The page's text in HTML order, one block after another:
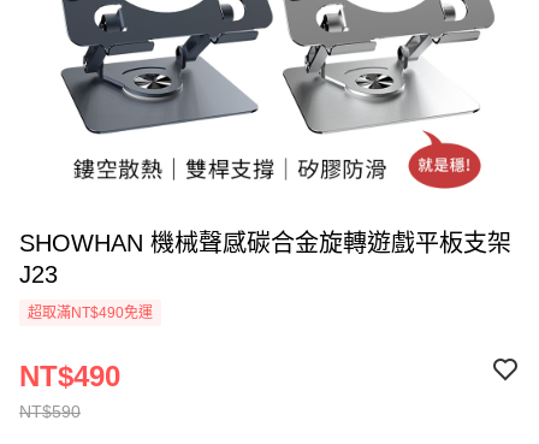
SHOWHAN 機械聲感碳合金旋轉遊戲平板支架
J23
超取滿NT$490免運
NT$590
NT$490